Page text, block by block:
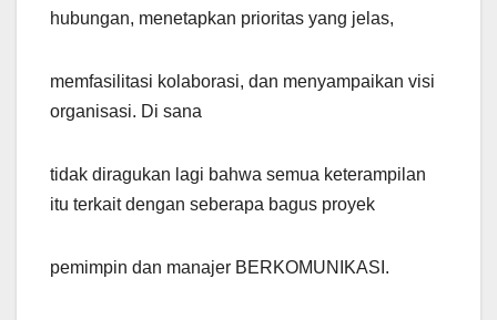
hubungan, menetapkan prioritas yang jelas,
memfasilitasi kolaborasi, dan menyampaikan visi
organisasi. Di sana
tidak diragukan lagi bahwa semua keterampilan
itu terkait dengan seberapa bagus proyek
pemimpin dan manajer BERKOMUNIKASI.